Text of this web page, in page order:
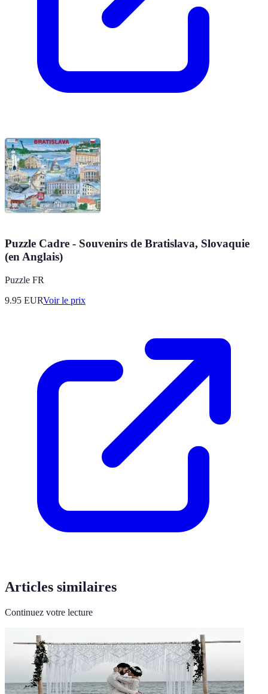
Puzzle Cadre - Souvenirs de Bratislava, Slovaquie
(en Anglais)
Puzzle FR
9.95 EURVoir le prix
Articles similaires
Continuez votre lecture